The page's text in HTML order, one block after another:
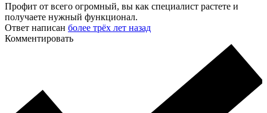
Профит от всего огромный, вы как специалист растете и
получаете нужный функционал.
Ответ написан более трёх лет назад
Комментировать